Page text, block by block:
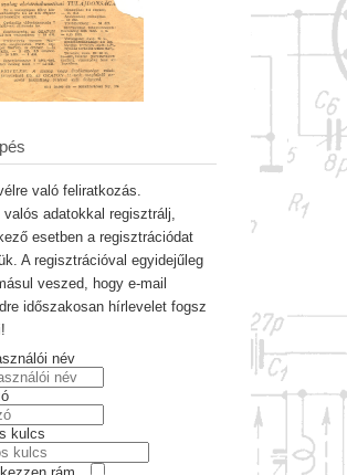
való feliratkozás.
valós adatokkal regisztrálj,
esetben a regisztrációdat
A regisztrációval egyidejűleg
veszed, hogy e-mail
időszakosan hírlevelet fogsz
név
kulcs